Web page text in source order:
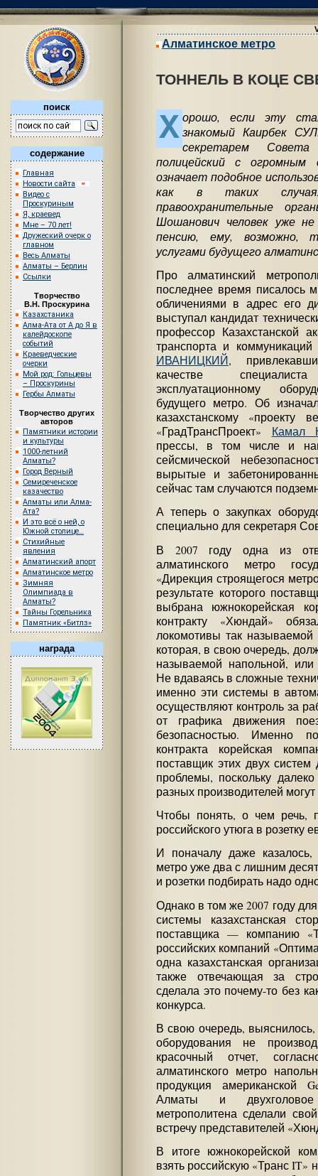
поиск
содержание
Главная
Новости сайта
Видео с
Проскуриным
Я, краевед
Мне – 70 лет!
Дружеский очерк о
главном
Весь Алматы
Алматы – Берлин
Ссылки
Творчество
В.Н. Проскурина
Казахстаника
Алма-Ата от А до Я в
калейдоскопе
событий
Краеведческие
очерки
Мой род: Гольцевы
– Проскурины
Гербы Алматы
Творчество других
авторов
Памятники истории
и культуры
1000-летний
Алматы?
Город Верный
Семиреченское
казачество
Алматы или Алма-
Ата?
И это всё о ней, о
Южной столице…
Стихийные
явления
Алматинский апорт
Алматинское метро
Зимняя
Олимпиада в
Алматы?
Тайны Горельника
Памятник «Битлз»
награда
Алматинское метро
ТОННЕЛЬ В КОЦЕ
Хорошо, если эту
знакомый Каирбек
секретарем
полицейский с
означает подобное
как в таких
правоохранительные
Шошанович человек уже
пенсию, ему, возможно,
услугами будущего
Про алматинский
последнее время писалось
обличениями в адрес его
выступал кандидат
профессор Казахстанской
транспорта и коммуникаций
ИВАНИЦКИЙ,
качестве
эксплуатационному
будущего метро. Об
казахстанскому «проекту
«ГрадТрансПроект» Камал
прессы, в том числе и
сейсмической
вырытые и
сейчас там случаются
А теперь о закупках
специально для секретаря
В 2007 году одна из
алматинского метро
«Дирекция строящегося
результате которого
выбрана южнокорейская
контракту «Хюндай»
локомотивы так называемой
которая, в свою очередь,
называемой напольной, или
Не вдаваясь в сложные
именно эти системы в
осуществляют контроль за
от графика движения
безопасностью. Именно
контракта корейская
поставщик этих двух
проблемы, поскольку
разных производителей
Чтобы понять, о чем речь,
российского утюга в розетку
И поначалу даже
метро уже два с лишним
и розетки подбирать надо
Однако в том же 2007 году
системы казахстанская
поставщика — компанию
российских компаний
одна казахстанская
также отвечающая за
сделала это почему-то без
конкурса.
В свою очередь,
оборудования не
красочный отчет,
алматинского метро
продукция американской
Алматы и двухголовое
метрополитена сделали
встречу представителей
В итоге южнокорейской
взять российскую «Транс IT»